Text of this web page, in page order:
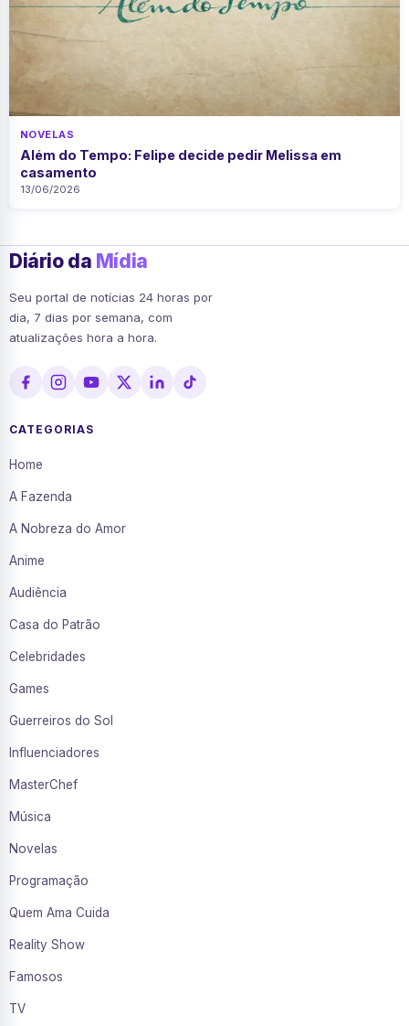
NOVELAS
Além do Tempo: Felipe decide pedir Melissa em
casamento
13/06/2026
Diário da Mídia
Seu portal de notícias 24 horas por
dia, 7 dias por semana, com
atualizações hora a hora.
CATEGORIAS
Home
A Fazenda
A Nobreza do Amor
Anime
Audiência
Casa do Patrão
Celebridades
Games
Guerreiros do Sol
Influenciadores
MasterChef
Música
Novelas
Programação
Quem Ama Cuida
Reality Show
Famosos
TV